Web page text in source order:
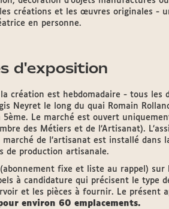
créations et les œuvres originales -
en personne.
d'exposition
création est hebdomadaire - tous
Neyret le long du quai Romain
5ème. Le marché est ouvert
des Métiers et de l’Artisanat).
marché de l’artisanat est installé
de production artisanale.
(abonnement fixe et liste au rappel)
à candidature qui précisent le type
et les pièces à fournir. Le présent
environ 60 emplacements.